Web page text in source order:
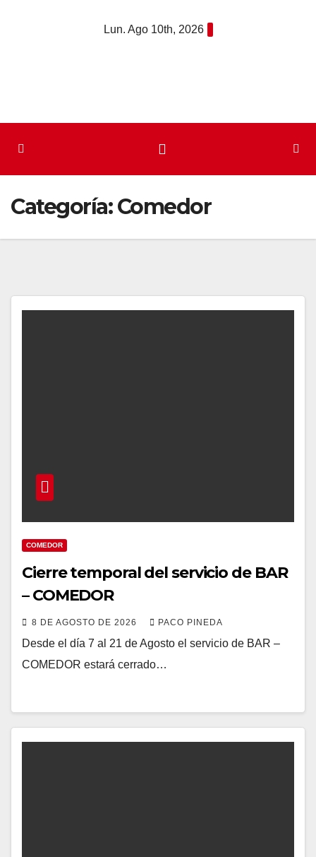
Lun. Ago 10th, 2026
Categoría:Comedor
COMEDOR
Cierre temporal del servicio de BAR
– COMEDOR
8 DE AGOSTO DE 2026 PACO PINEDA
Desde el día 7 al 21 de Agosto el servicio de BAR –
COMEDOR estará cerrado…